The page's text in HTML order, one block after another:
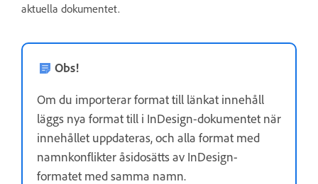
aktuella dokumentet.
Obs!
Om du importerar format till länkat innehåll
läggs nya format till i InDesign-dokumentet när
innehållet uppdateras, och alla format med
namnkonflikter åsidosätts av InDesign-
formatet med samma namn.